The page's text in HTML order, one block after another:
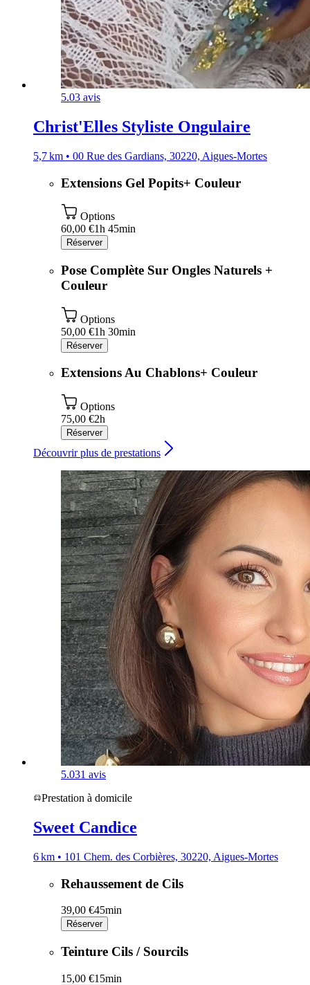
5.03 avis
Christ'Elles Styliste Ongulaire
5,7 km • 00 Rue des Gardians, 30220, Aigues-Mortes
Extensions Gel Popits+ Couleur
Options
60,00 €1h 45min
Réserver
Pose Complète Sur Ongles Naturels +
Couleur
Options
50,00 €1h 30min
Réserver
Extensions Au Chablons+ Couleur
Options
75,00 €2h
Réserver
Découvrir plus de prestations
5.031 avis
Prestation à domicile
Sweet Candice
6 km • 101 Chem. des Corbières, 30220, Aigues-Mortes
Rehaussement de Cils
39,00 €45min
Réserver
Teinture Cils / Sourcils
15,00 €15min